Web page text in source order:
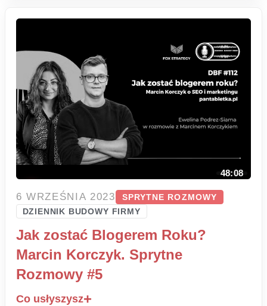
48:08
6 WRZEŚNIA 2023
SPRYTNE ROZMOWY
DZIENNIK BUDOWY FIRMY
Jak zostać Blogerem Roku?
Marcin Korczyk. Sprytne
Rozmowy #5
Co usłyszysz